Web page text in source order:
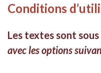
Conditions
Les textes sont
avec les options